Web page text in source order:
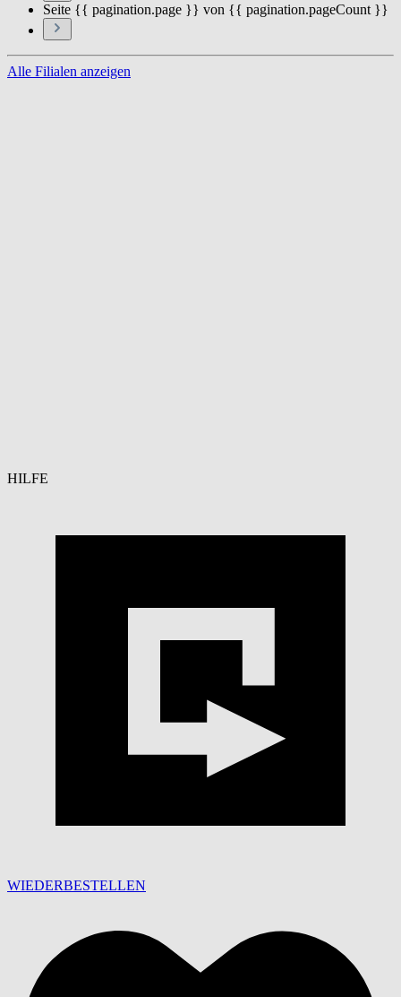
Seite {{ pagination.page }} von {{ pagination.pageCount }}
Alle Filialen anzeigen
HILFE
WIEDERBESTELLEN